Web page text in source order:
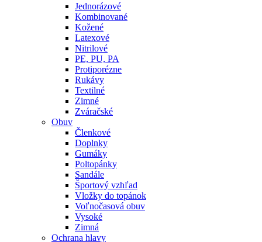
Jednorázové
Kombinované
Kožené
Latexové
Nitrilové
PE, PU, PA
Protiporézne
Rukávy
Textilné
Zimné
Zváračské
Obuv
Členkové
Doplnky
Gumáky
Poltopánky
Sandále
Športový vzhľad
Vložky do topánok
Voľnočasová obuv
Vysoké
Zimná
Ochrana hlavy